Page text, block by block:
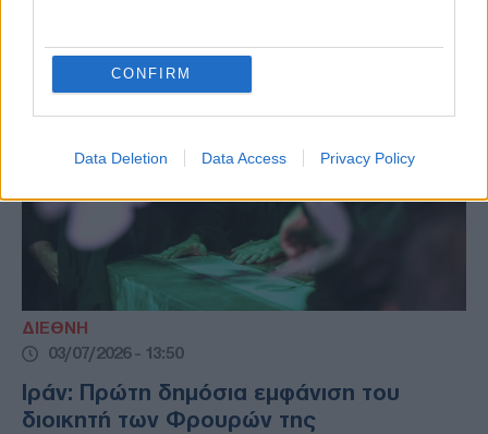
CONFIRM
Data Deletion Data Access Privacy Policy
ΔΙΕΘΝΗ
03/07/2026 - 13:50
Ιράν: Πρώτη δημόσια εμφάνιση του
διοικητή των Φρουρών της